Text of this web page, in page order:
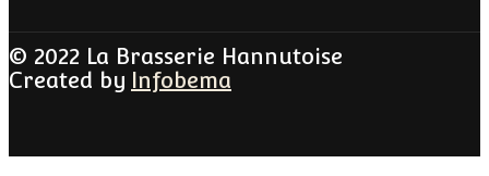
© 2022 La Brasserie Hannutoise
Created by Infobema